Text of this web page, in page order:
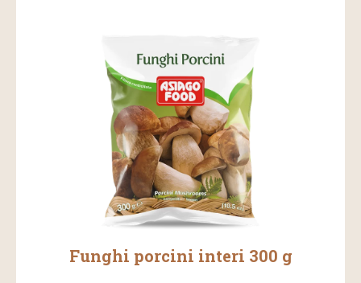
Funghi porcini interi 300 g